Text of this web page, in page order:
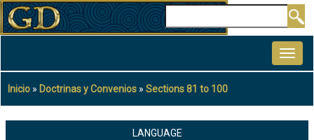
Pasar
al
principal
Sobrescribir
enlaces
Inicio Doctrinas y Convenios Sections 81 to 100
LANGUAGE